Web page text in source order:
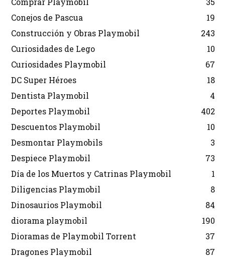
Conejos de Pascua
19
Construcción y Obras Playmobil
243
Curiosidades de Lego
10
Curiosidades Playmobil
67
DC Super Héroes
18
Dentista Playmobil
4
Deportes Playmobil
402
Descuentos Playmobil
10
Desmontar Playmobils
3
Despiece Playmobil
73
Día de los Muertos y Catrinas Playmobil
1
Diligencias Playmobil
8
Dinosaurios Playmobil
84
diorama playmobil
190
Dioramas de Playmobil Torrent
37
Dragones Playmobil
87